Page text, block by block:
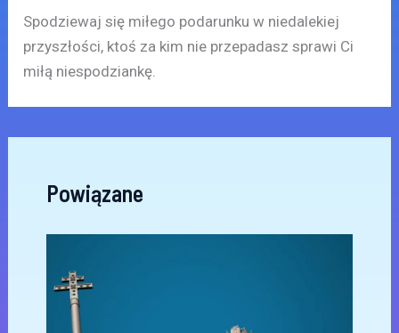
Spodziewaj się miłego podarunku w niedalekiej
przyszłości, ktoś za kim nie przepadasz sprawi Ci
miłą niespodziankę.
Powiązane